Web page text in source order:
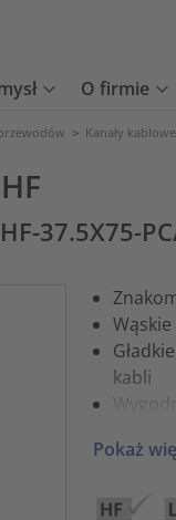
O firmie
> Kanały
37.5X75-
kabli
Pokaż